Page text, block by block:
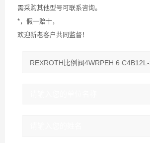
需采购其他型号可联系咨询。
*，假一赔十，
欢迎新老客户共同监督！